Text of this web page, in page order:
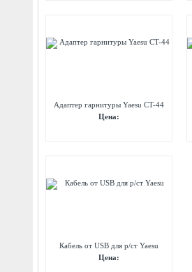
Адаптер гарнитуры Yaesu CT-44
Цена:
Кабель от USB для р/ст Yaesu
Цена: